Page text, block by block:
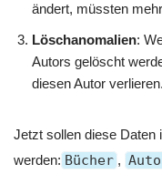
ändert, müssten
Löschanomalien:
Autors gelöscht
diesen Autor verlieren.
Jetzt sollen diese Daten
werden: Bücher ,